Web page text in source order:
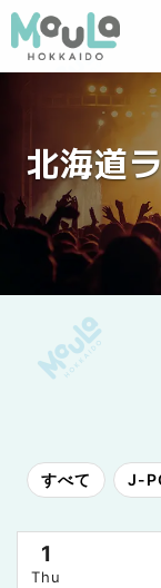
北海道
すべて J-
1
Thu